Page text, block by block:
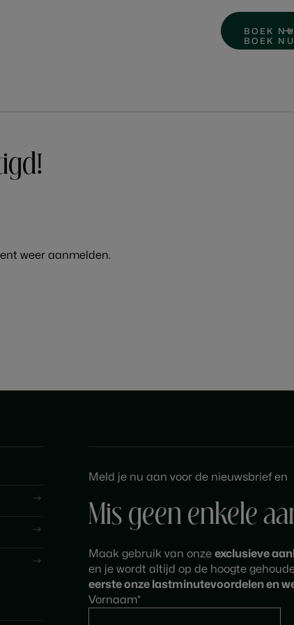
BOEK NU
BOEK NU
weer aanmelden.
Meld je nu aan voor de nieuwsbrief en
Mis geen enkele
Maak gebruik van onze exclusieve
en je wordt altijd op de hoogte
eerste onze lastminutevoordelen en
Vornaam*